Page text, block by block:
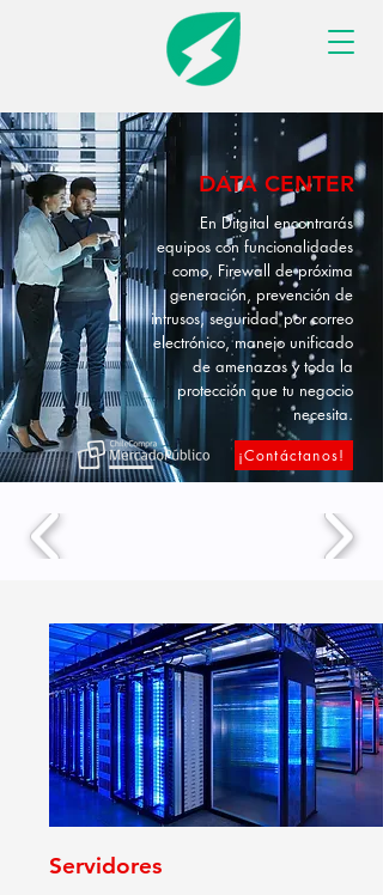
En Ditgital encontrarás
equipos con funcionalidades
como, Firewall de próxima
generación, prevención de
intrusos, seguridad por correo
electrónico, manejo unificado
de amenazas y toda la
protección que tu negocio
necesita.
¡Contáctanos!
DATA CENTER
Servidores